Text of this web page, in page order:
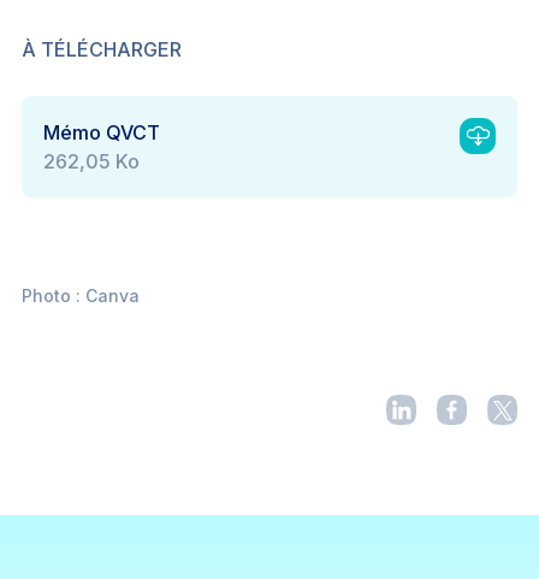
À TÉLÉCHARGER
Mémo QVCT
262,05 Ko
Photo : Canva